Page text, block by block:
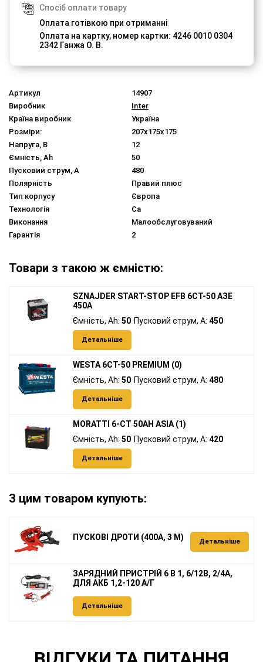
Спосіб оплати товару
Оплата готівкою при отриманні
Оплата на картку, номер картки: 4246 0010 0304
2342 Ганжа О. В.
Артикул
14907
Виробник
Inter
Країна виробник
Україна
Розміри:
207x175x175
Напруга, В
12
Ємність, Ah
50
Пусковий струм, A
480
Полярність
Правий плюс
Тип корпусу
Європа
Технологія
Ca
Виконання
Малообслуговуваний
Гарантія
2
Товари з такою ж ємністю:
SZNAJDER START-STOP EFB 6СТ-50 АЗЕ
450А
Ємність, Ah: 50 Пусковий струм, A: 450
Детальніше
WESTA 6CT-50 PREMIUM (0)
Ємність, Ah: 50 Пусковий струм, A: 480
Детальніше
MORATTI 6-CT 50AH ASIA (1)
Ємність, Ah: 50 Пусковий струм, A: 420
Детальніше
З цим товаром купують:
ПУСКОВІ ДРОТИ (400А, 3 М) Детальніше
ЗАРЯДНИЙ ПРИСТРІЙ 6 В 1, 6/12В, 2/4А,
ДЛЯ АКБ 1,2-120 А/Г
Детальніше